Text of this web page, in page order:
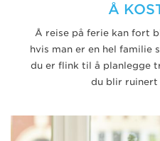
Å
Å reise på ferie kan fort
hvis man er en hel familie
du er flink til å planlegge
du blir